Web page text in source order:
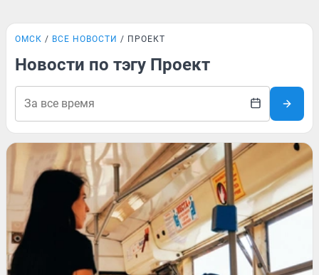
ОМСК ВСЕ НОВОСТИ ПРОЕКТ
Новости по тэгу Проект